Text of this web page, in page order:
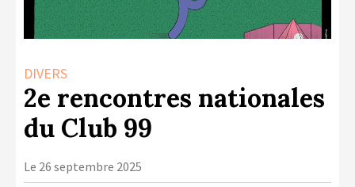
LA CULTURE AVEC LA COPIE
PRIVÉE
CONTACTS
DIVERS
2e rencontres nationales
du Club 99
Le 26 septembre 2025